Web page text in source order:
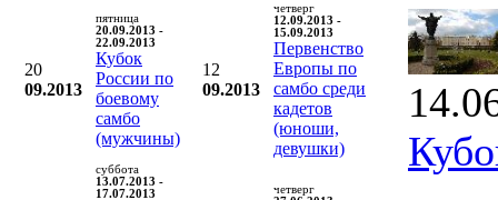
20
09.2013
пятница
20.09.2013 -
22.09.2013
Кубок
России по
боевому
самбо
(мужчины)
12
09.2013
четверг
12.09.2013 -
15.09.2013
Первенство
Европы по
самбо среди
кадетов
(юноши,
девушки)
суббота
13.07.2013 -
17.07.2013
четверг